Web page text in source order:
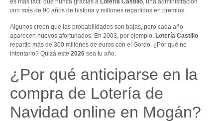
es más fácil que nunca gracias a Lotería Castillo, una administración
con más de 90 años de historia y millones repartidos en premios.
Algunos creen que las probabilidades son bajas, pero cada año
aparecen nuevos afortunados. En 2003, por ejemplo, Lotería Castillo
repartió más de 300 millones de euros con el Gordo. ¿Por qué no
intentarlo? Quizá este 2026 sea tu año.
¿Por qué anticiparse en la
compra de Lotería de
Navidad online en Mogán?